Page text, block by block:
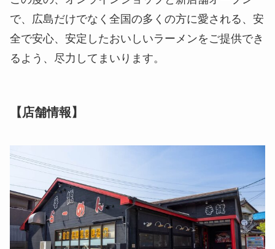
で、広島だけでなく全国の多くの方に愛される、安
全で安心、安定したおいしいラーメンをご提供でき
るよう、尽力してまいります。
【店舗情報】